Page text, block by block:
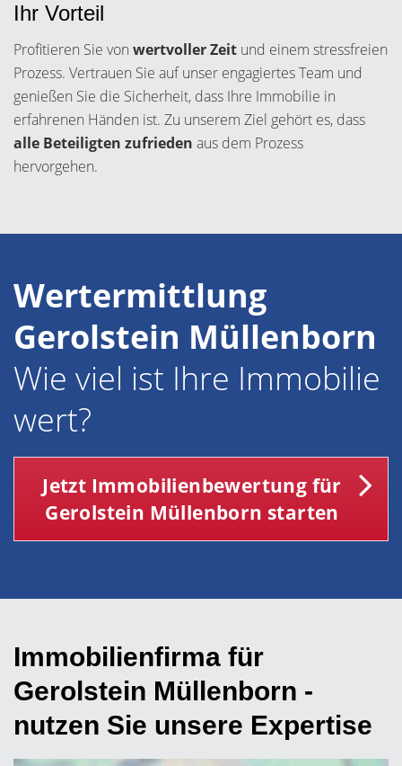
Ihr Vorteil
Profitieren Sie von wertvoller Zeit und einem stressfreien
Prozess. Vertrauen Sie auf unser engagiertes Team und
genießen Sie die Sicherheit, dass Ihre Immobilie in
erfahrenen Händen ist. Zu unserem Ziel gehört es, dass
alle Beteiligten zufrieden aus dem Prozess
hervorgehen.
Wertermittlung
Gerolstein Müllenborn
Wie viel ist Ihre Immobilie
wert?
Jetzt Immobilienbewertung für
Gerolstein Müllenborn starten
Immobilienfirma für
Gerolstein Müllenborn -
nutzen Sie unsere Expertise